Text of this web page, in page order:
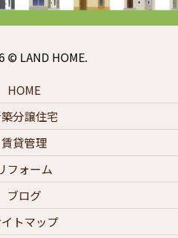
© LAND HOME.
HOME
分譲住宅
賃貸管理
フォーム
ブログ
トマップ